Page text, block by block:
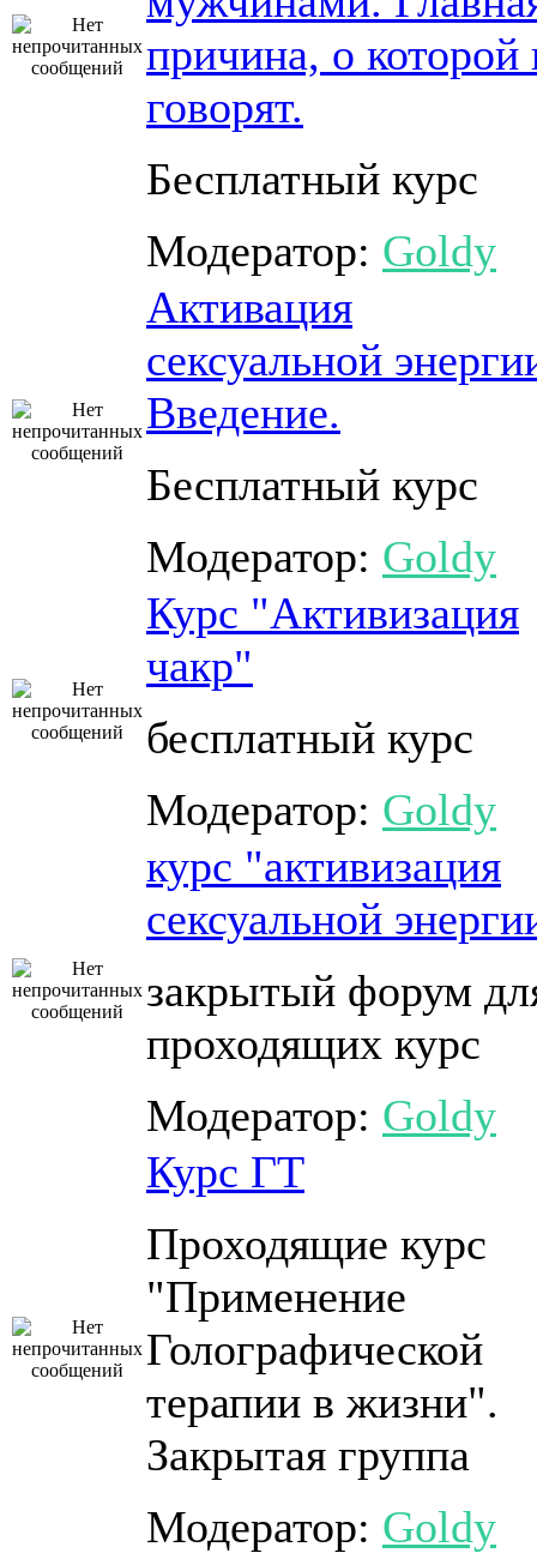
причина, о которой
говорят.
Бесплатный курс
Модератор: Goldy
Активация
сексуальной
Введение.
Бесплатный курс
Модератор: Goldy
Курс "Активизация
чакр"
бесплатный курс
Модератор: Goldy
курс "активизация
сексуальной
закрытый форум
проходящих курс
Модератор: Goldy
Курс ГТ
Проходящие курс
"Применение
Голографической
терапии в жизни".
Закрытая группа
Модератор: Goldy